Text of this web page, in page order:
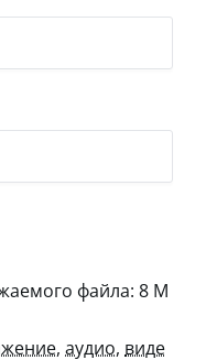
файла: 8 М
, аудио, виде